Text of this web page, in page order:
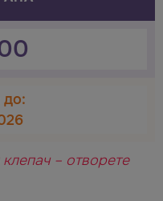
до:
– отворете